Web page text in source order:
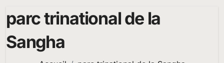
parc trinational de la
Sangha